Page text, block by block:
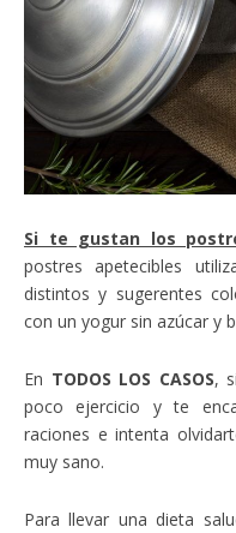
Si te gustan los
postres apetecibles
distintos y sugerentes
con un yogur sin azúcar y
En TODOS LOS CASOS,
poco ejercicio y te
raciones e intenta
muy sano.
Para llevar una dieta